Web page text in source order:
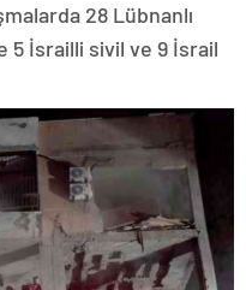
28 Lübnanlı
5 İsrailli sivil ve 9 İsrail